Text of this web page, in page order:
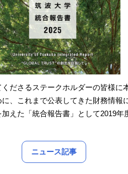
ださるステークホルダーの皆様に
、これまで公表してきた財務情報
えた「統合報告書」として2019年
ニュース記事